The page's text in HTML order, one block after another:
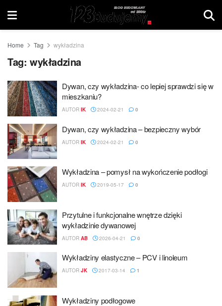
Home Tag wykładzina
Tag: wykładzina
Dywan, czy wykładzina- co lepiej sprawdzi się w
mieszkaniu?
AUTOR IK 2024-02-21 0
Dywan, czy wykładzina – bezpieczny wybór
AUTOR IK 2024-02-21 0
Wykładzina – pomysł na wykończenie podłogi
AUTOR IK 2019-05-17 0
Przytulne i funkcjonalne wnętrze dzięki
wykładzinie dywanowej
AUTOR AB 2026-04-21 0
Wykładziny elastyczne – PCV i linoleum
AUTOR JK 2017-03-14 1
Wykładziny podłogowe